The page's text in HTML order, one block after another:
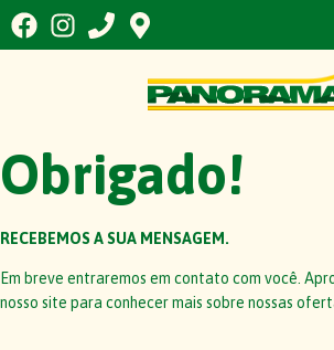
Obrigado!
RECEBEMOS A SUA MENSAGEM.
Em breve entraremos em contato com você.
nosso site para conhecer mais sobre nossas